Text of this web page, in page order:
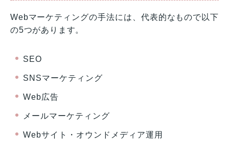
Webマーケティングの手法には、代表的なもので以下
の5つがあります。
SEO
SNSマーケティング
Web広告
メールマーケティング
Webサイト・オウンドメディア運用